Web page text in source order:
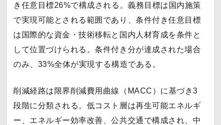
き任意目標26%で構成される。義務目標は国内施策
で実現可能とされる範囲であり、条件付き任意目標
は国際的な資金・技術移転と国内人材育成を条件と
して位置づけられる。条件付き分が達成された場合
のみ、33%全体が実現する構造である。
削減経路は限界削減費用曲線（MACC）に基づき3
段階に分類される。低コスト層は再生可能エネルギ
ー、エネルギー効率改善、公共交通で構成され、中